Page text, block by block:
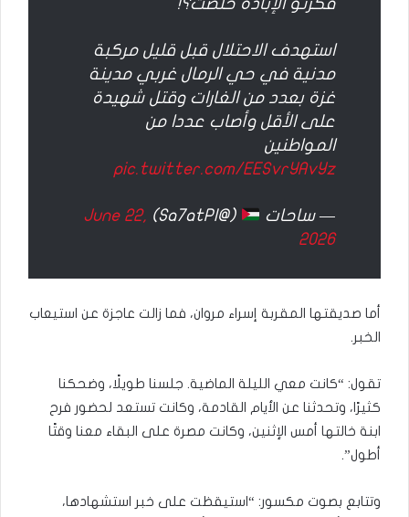
فكرتو الإبادة خلصت؟!
استهدف الاحتلال قبل قليل مركبة
مدنية في حي الرمال غربي مدينة
غزة بعدد من الغارات وقتل شهيدة
على الأقل وأصاب عددا من
المواطنين
pic.twitter.com/EESvrYAvYz
— ساحات (@Sa7atPl)
June 22,
2026
أما صديقتها المقربة إسراء مروان، فما زالت عاجزة عن استيعاب
الخبر.
تقول: “كانت معي الليلة الماضية. جلسنا طويلًا، وضحكنا
كثيرًا، وتحدثنا عن الأيام القادمة، وكانت تستعد لحضور فرح
ابنة خالتها أمس الإثنين، وكانت مصرة على البقاء معنا وقتًا
أطول”.
وتتابع بصوت مكسور: “استيقظت على خبر استشهادها،